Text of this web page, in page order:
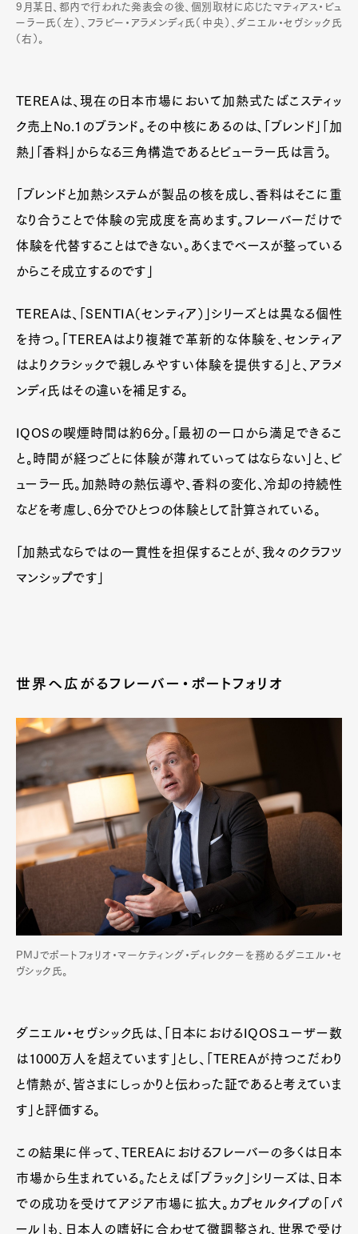
9月某日、都内で行われた発表会の後、個別取材に応じたマティアス・ビュ
ーラー氏（左）、フラビー・アラメンディ氏（中央）、ダニエル・セヴシック氏
（右）。
TEREAは、現在の日本市場において加熱式たばこスティッ
ク売上No.1のブランド。その中核にあるのは、「ブレンド」「加
熱」「香料」からなる三角構造であるとビューラー氏は言う。
「ブレンドと加熱システムが製品の核を成し、香料はそこに重
なり合うことで体験の完成度を高めます。フレーバーだけで
体験を代替することはできない。あくまでベースが整っている
からこそ成立するのです」
TEREAは、「SENTIA（センティア）」シリーズとは異なる個性
を持つ。「TEREAはより複雑で革新的な体験を、センティア
はよりクラシックで親しみやすい体験を提供する」と、アラメ
ンディ氏はその違いを補足する。
IQOSの喫煙時間は約6分。「最初の一口から満足できるこ
と。時間が経つごとに体験が薄れていってはならない」と、ビ
ューラー氏。加熱時の熱伝導や、香料の変化、冷却の持続性
などを考慮し、6分でひとつの体験として計算されている。
「加熱式ならではの一貫性を担保することが、我々のクラフツ
マンシップです」
世界へ広がるフレーバー・ポートフォリオ
PMJでポートフォリオ・マーケティング・ディレクターを務めるダニエル・セ
ヴシック氏。
ダニエル・セヴシック氏は、「日本におけるIQOSユーザー数
は1000万人を超えています」とし、「TEREAが持つこだわり
と情熱が、皆さまにしっかりと伝わった証であると考えていま
す」と評価する。
この結果に伴って、TEREAにおけるフレーバーの多くは日本
市場から生まれている。たとえば「ブラック」シリーズは、日本
での成功を受けてアジア市場に拡大。カプセルタイプの「パ
ール」も、日本人の嗜好に合わせて微調整され、世界で受け